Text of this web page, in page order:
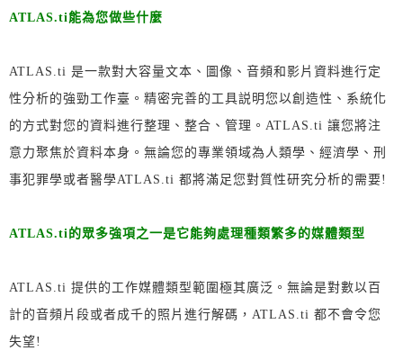
ATLAS.ti能為您做些什麼
ATLAS.ti 是一款對大容量文本、圖像、音頻和影片資料進行定
性分析的強勁工作臺。精密完善的工具説明您以創造性、系統化
的方式對您的資料進行整理、整合、管理。ATLAS.ti 讓您將注
意力聚焦於資料本身。無論您的專業領域為人類學、經濟學、刑
事犯罪學或者醫學ATLAS.ti 都將滿足您對質性研究分析的需要!
ATLAS.ti的眾多強項之一是它能夠處理種類繁多的媒體類型
ATLAS.ti 提供的工作媒體類型範圍極其廣泛。無論是對數以百
計的音頻片段或者成千的照片進行解碼，ATLAS.ti 都不會令您
失望!